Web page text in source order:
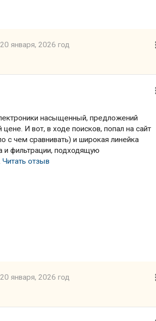
20 января, 2026 год
насыщенный, предложений
И вот, в ходе поисков, попал на сайт
с чем сравнивать) и широкая линейка
фильтрации, подходящую
Читать отзыв
20 января, 2026 год